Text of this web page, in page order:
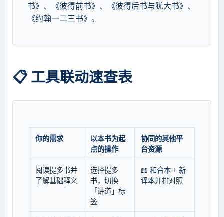
书》 、 《彼得前书》 、 《彼得后书与犹大书》 、
《约翰一二三书》 。
📋 工具联动速查表
你的需求
以本书为起
点的操作
协同的其他平
台资源
阅读提多书并
了解基础释义
选择提多
书，切换
「讲道」标
签
📖 和合本 + 新
译本并排对照